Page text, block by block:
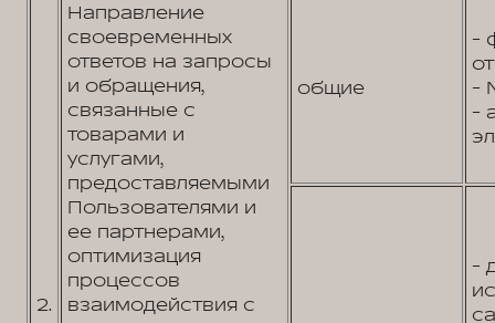
2.
Направление
своевременных
ответов на запросы
и обращения,
связанные с
товарами и
услугами,
предоставляемыми
Пользователями и
ее партнерами,
оптимизация
процессов
взаимодействия с
общие
-
-
-
-